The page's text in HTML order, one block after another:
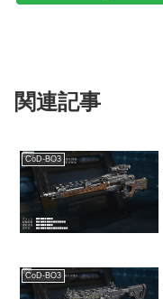
関連記事
CoD-BO3
CoD-BO3